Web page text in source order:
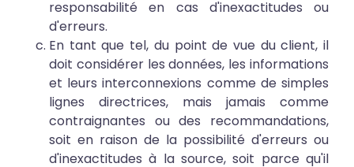
responsabilité en cas d'inexactitudes ou
d'erreurs.
En tant que tel, du point de vue du client, il
doit considérer les données, les informations
et leurs interconnexions comme de simples
lignes directrices, mais jamais comme
contraignantes ou des recommandations,
soit en raison de la possibilité d'erreurs ou
d'inexactitudes à la source, soit parce qu'il